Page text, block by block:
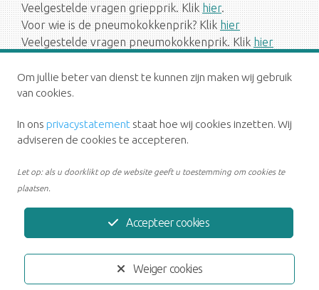
Veelgestelde vragen griepprik. Klikhier.
Voor wie is de pneumokokkenprik? Klikhier
Veelgestelde vragen pneumokokkenprik. Klikhier
Privacystatement Disclaimer
Ontwikkeld door:Yardzorgsites.nl
Weiger cookies
Accepteer cookies
Om jullie beter van dienst te kunnen zijn maken wij gebruik
van cookies.
In ons privacystatement staat hoe wij cookies inzetten. Wij
adviseren de cookies te accepteren.
Let op: als u doorklikt op de website geeft u toestemming om cookies te
plaatsen.